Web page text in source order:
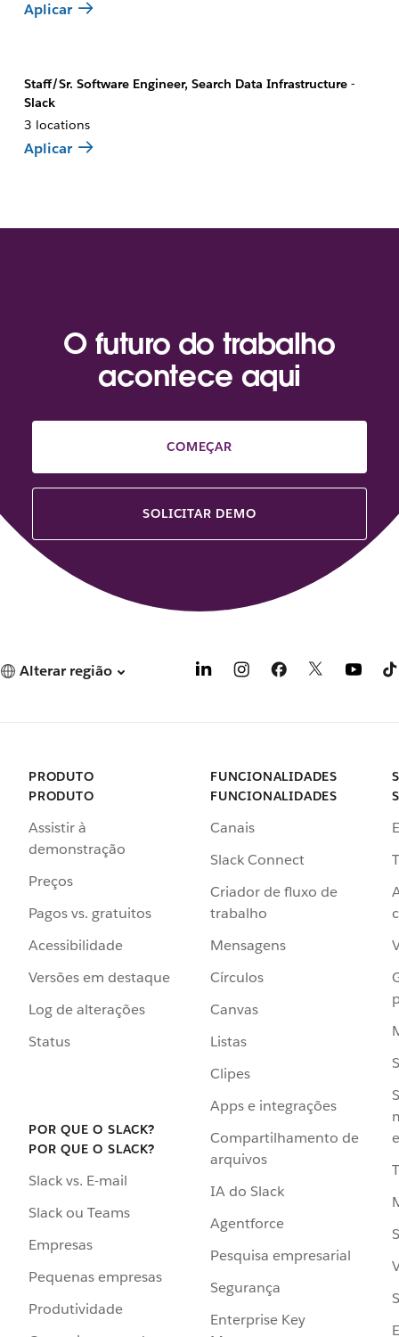
Aplicar
Staff/Sr. Software Engineer, Search Data Infrastructure -
Slack
3 locations
Aplicar
O futuro do trabalho
acontece aqui
COMEÇAR
SOLICITAR DEMO
Alterar região
PRODUTO
PRODUTO
Assistir à
demonstração
Preços
Pagos vs. gratuitos
Acessibilidade
Versões em destaque
Log de alterações
Status
POR QUE O SLACK?
POR QUE O SLACK?
Slack vs. E-mail
Slack ou Teams
Empresas
Pequenas empresas
Produtividade
FUNCIONALIDADES
FUNCIONALIDADES
Canais
Slack Connect
Criador de fluxo de
trabalho
Mensagens
Círculos
Canvas
Listas
Clipes
Apps e integrações
Compartilhamento de
arquivos
IA do Slack
Agentforce
Pesquisa empresarial
Segurança
Enterprise Key